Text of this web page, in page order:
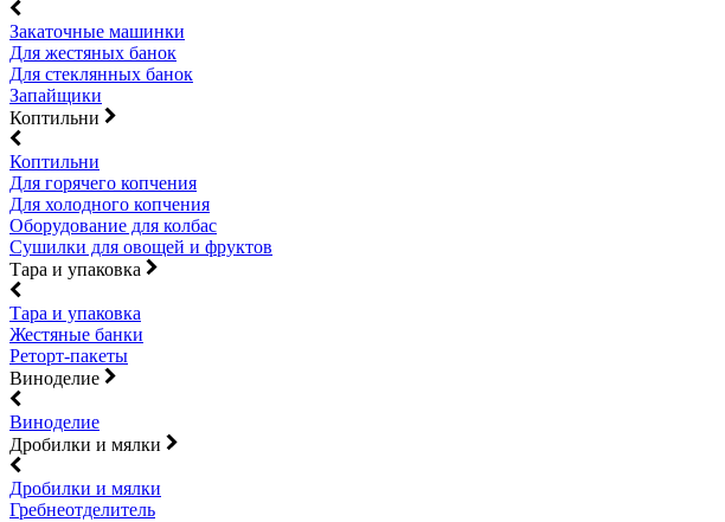
Закаточные машинки
Для жестяных банок
Для стеклянных банок
Запайщики
Коптильни
Коптильни
Для горячего копчения
Для холодного копчения
Оборудование для колбас
Сушилки для овощей и фруктов
Тара и упаковка
Тара и упаковка
Жестяные банки
Реторт-пакеты
Виноделие
Виноделие
Дробилки и мялки
Дробилки и мялки
Гребнеотделитель